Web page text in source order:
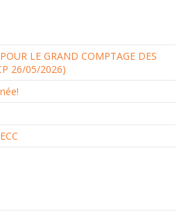
LE GRAND COMPTAGE DES
26/05/2026)